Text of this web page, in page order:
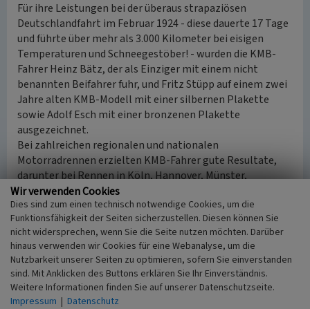
Für ihre Leistungen bei der überaus strapaziösen
Deutschlandfahrt im Februar 1924 - diese dauerte 17 Tage
und führte über mehr als 3.000 Kilometer bei eisigen
Temperaturen und Schneegestöber! - wurden die KMB-
Fahrer Heinz Bätz, der als Einziger mit einem nicht
benannten Beifahrer fuhr, und Fritz Stüpp auf einem zwei
Jahre alten KMB-Modell mit einer silbernen Plakette
sowie Adolf Esch mit einer bronzenen Plakette
ausgezeichnet.
Bei zahlreichen regionalen und nationalen
Motorradrennen erzielten KMB-Fahrer gute Resultate,
darunter bei Rennen in Köln, Hannover, Münster,
Wuppertal-Elberfeld, den frühen
auch ohne Eintrag in die Siegerlisten, vgl. Behrndt u.a.
2009), der Unterfränkischen Zuverlässigkeitsfahrt sowie
beim Schleizer Dreiecksrennen in Thüringen, an dem Adolf
Esch und Willi Ehrlenbruch oft mit KMB-Maschinen am
Start waren. Bei der Niederrheinischen
Zuverlässigkeitsfahrt im Juni 1924 errang der Kölner
Rennfahrer Harry Herzogenrath (1903-1973) einen Ersten
Wir verwenden Cookies
Dies sind zum einen technisch notwendige Cookies, um die
Funktionsfähigkeit der Seiten sicherzustellen. Diesen können Sie
nicht widersprechen, wenn Sie die Seite nutzen möchten. Darüber
hinaus verwenden wir Cookies für eine Webanalyse, um die
Nutzbarkeit unserer Seiten zu optimieren, sofern Sie einverstanden
sind. Mit Anklicken des Buttons erklären Sie Ihr Einverständnis.
Weitere Informationen finden Sie auf unserer Datenschutzseite.
Impressum | Datenschutz